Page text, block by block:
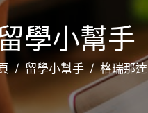
學小幫手
留學小幫手 格瑞那達